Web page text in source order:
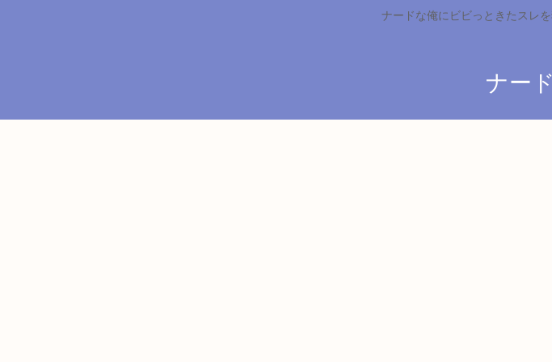
ナードな俺にビビっときたスレ
ナー